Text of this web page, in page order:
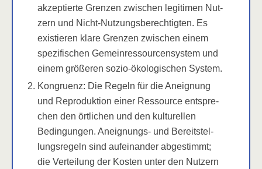
akzep­tier­te Gren­zen zwi­schen legi­ti­men Nut­
zern und Nicht-Nut­zungs­be­rech­tig­ten. Es
exis­tie­ren kla­re Gren­zen zwi­schen einem
spe­zi­fi­schen Gemein­res­sour­cen­sys­tem und
einem grö­ße­ren sozio-öko­lo­gi­schen System.
Kon­gru­enz: Die Regeln für die Aneig­nung
und Repro­duk­ti­on einer Res­sour­ce ent­spre­
chen den ört­li­chen und den kul­tu­rel­len
Bedin­gun­gen. Aneig­nungs- und Bereit­stel­
lungs­re­geln sind auf­ein­an­der abge­stimmt;
die Ver­tei­lung der Kos­ten unter den Nut­zern